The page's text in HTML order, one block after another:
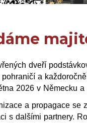
dveří
pohraničí a
2026 v Německu a
a propagace se
s dalšími partnery.